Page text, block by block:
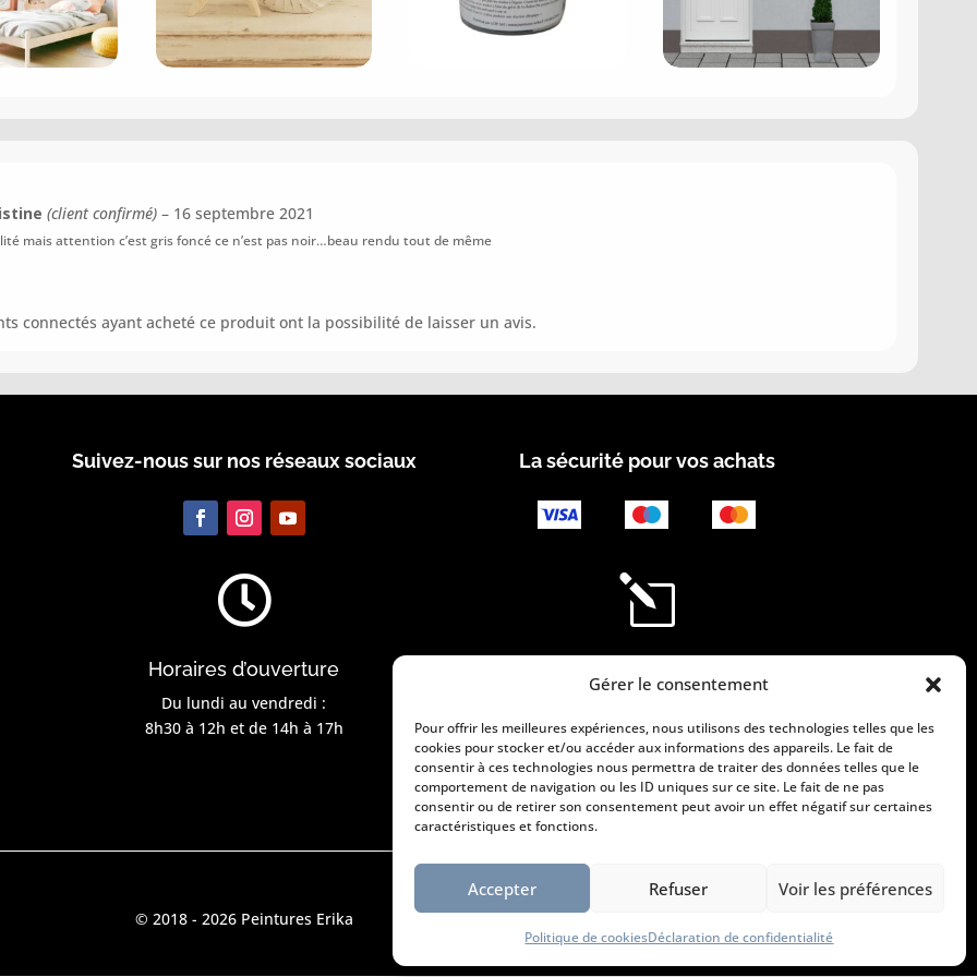
Gérer le consentement
Pour offrir les meilleures expériences, nous utilisons des technologies telles que les
cookies pour stocker et/ou accéder aux informations des appareils. Le fait de
consentir à ces technologies nous permettra de traiter des données telles que le
comportement de navigation ou les ID uniques sur ce site. Le fait de ne pas
consentir ou de retirer son consentement peut avoir un effet négatif sur certaines
caractéristiques et fonctions.
Accepter Refuser Voir les préférences
Politique de cookiesDéclaration de confidentialité
(client confirmé) – 16 septembre 2021
mais attention c’est gris foncé ce n’est pas noir…beau rendu tout de même
connectés ayant acheté ce produit ont la possibilité de laisser un avis.
Suivez-nous sur nos réseaux sociaux La sécurité pour vos achats

Horaires d’ouverture
Du lundi au vendredi :
8h30 à 12h et de 14h à 17h
l
Conditions générales de vente
Politique de cookies
Déclaration de confidentialité
© 2018 - 2026 Peintures Erika